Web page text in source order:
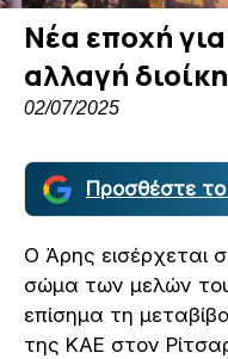
Νέα εποχή
αλλαγή
02/07/2025
Προσθέστε
Ο Άρης εισέρχεται
σώμα των μελών
επίσημα τη
της ΚΑΕ στον